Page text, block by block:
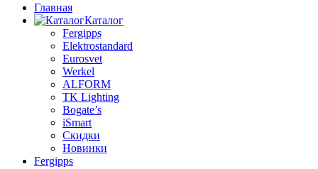
Главная
Каталог
Fergipps
Elektrostandard
Eurosvet
Werkel
ALFORM
TK Lighting
Bogate’s
iSmart
Скидки
Новинки
Fergipps